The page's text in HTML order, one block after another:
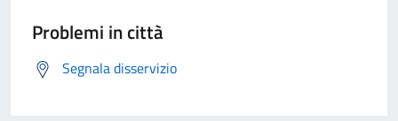
Problemi in città
Segnala disservizio